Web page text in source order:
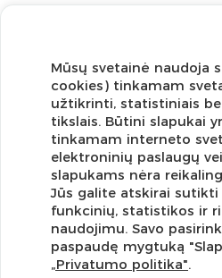
Užsisakykite naujienlaiškį ir
pasiūlymus!
Mūsų svetainė naudoja
cookies) tinkamam
užtikrinti, statistiniais
tikslais. Būtini slapukai
tinkamam interneto
elektroninių paslaugų
slapukams nėra
Jūs galite atskirai sutikti
funkcinių, statistikos ir
naudojimu. Savo
paspaudę mygtuką
„Privatumo politika".